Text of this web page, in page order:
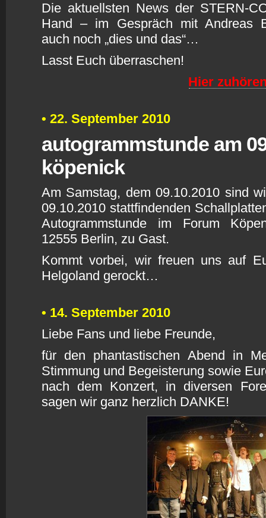
Die aktuellsten News der STERN-
Hand – im Gespräch mit Andreas
auch noch „dies und das“…
Lasst Euch überraschen!
Hier
• 22. September 2010
autogrammstunde am
köpenick
Am Samstag, dem 09.10.2010 sind
09.10.2010 stattfindenden
Autogrammstunde im Forum
12555 Berlin, zu Gast.
Kommt vorbei, wir freuen uns auf
Helgoland gerockt…
• 14. September 2010
Liebe Fans und liebe Freunde,
für den phantastischen Abend in
Stimmung und Begeisterung sowie
nach dem Konzert, in diversen
sagen wir ganz herzlich DANKE!